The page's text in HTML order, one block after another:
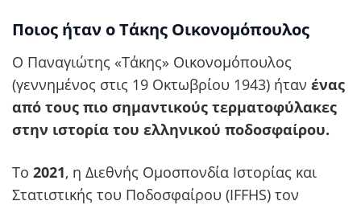
Ποιος ήταν ο Τάκης Οικονομόπουλος
Ο Παναγιώτης «Τάκης» Οικονομόπουλος
(γεννημένος στις 19 Οκτωβρίου 1943) ήταν ένας
από τους πιο σημαντικούς τερματοφύλακες
στην ιστορία του ελληνικού ποδοσφαίρου.
Το 2021, η Διεθνής Ομοσπονδία Ιστορίας και
Στατιστικής του Ποδοσφαίρου (IFFHS) τον